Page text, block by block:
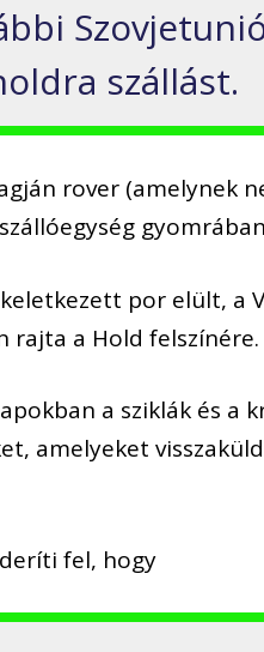
szállást.
rover (amelynek
por elült, a
rajta a Hold felszínére.
a sziklák és a
amelyeket
fel, hogy